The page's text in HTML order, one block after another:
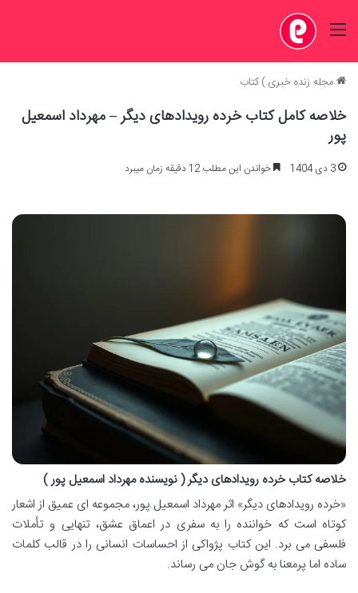
منو
مجله زنده خبری)کتاب
خلاصه کامل کتاب خرده رویدادهای دیگر – مهرداد اسمعیل
پور
3 دی 1404 خواندن این مطلب 12 دقیقه زمان میبرد
خلاصه کتاب خرده رویدادهای دیگر ( نویسنده مهرداد اسمعیل پور )
«خرده رویدادهای دیگر» اثر مهرداد اسمعیل پور، مجموعه ای عمیق از اشعار
کوتاه است که خواننده را به سفری در اعماق عشق، تنهایی و تأملات
فلسفی می برد. این کتاب پژواکی از احساسات انسانی را در قالب کلمات
ساده اما پرمعنا به گوش جان می رساند.